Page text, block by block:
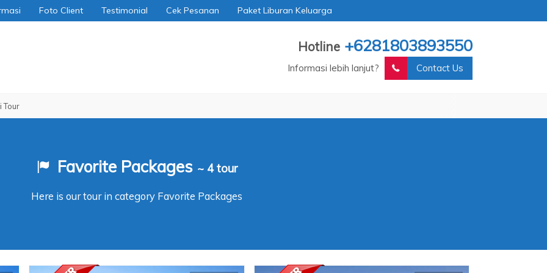
Foto Client Testimonial Cek Pesanan Paket Liburan Keluarga
Hotline +6281803893550
Informasi lebih lanjut? Contact Us
Favorite Packages ~ 4 tour
Here is our tour in category Favorite Packages